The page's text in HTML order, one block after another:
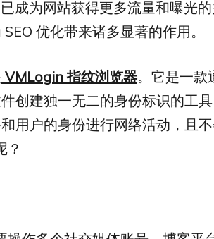
成为网站获得更多流量和曝光
优化带来诸多显著的作用。
VMLogin 指纹浏览器。它是一款
创建独一无二的身份标识的工
用户的身份进行网络活动，且
？